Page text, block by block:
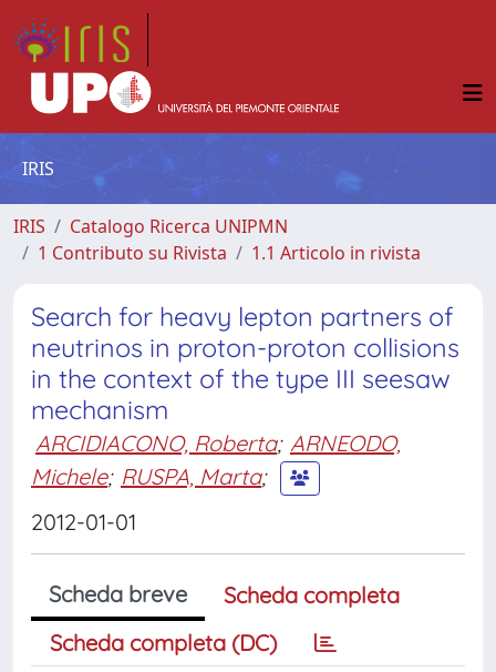
IRIS
IRIS
Catalogo Ricerca UNIPMN
1 Contributo su Rivista
1.1 Articolo in rivista
Search for heavy lepton partners of
neutrinos in proton-proton collisions
in the context of the type III seesaw
mechanism
ARCIDIACONO, Roberta; ARNEODO,
Michele; RUSPA, Marta;
2012-01-01
Scheda breve
Scheda completa
Scheda completa (DC)